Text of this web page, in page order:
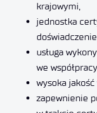
krajowymi,
jednostka
usługa
we
wysoka
zapewnienie